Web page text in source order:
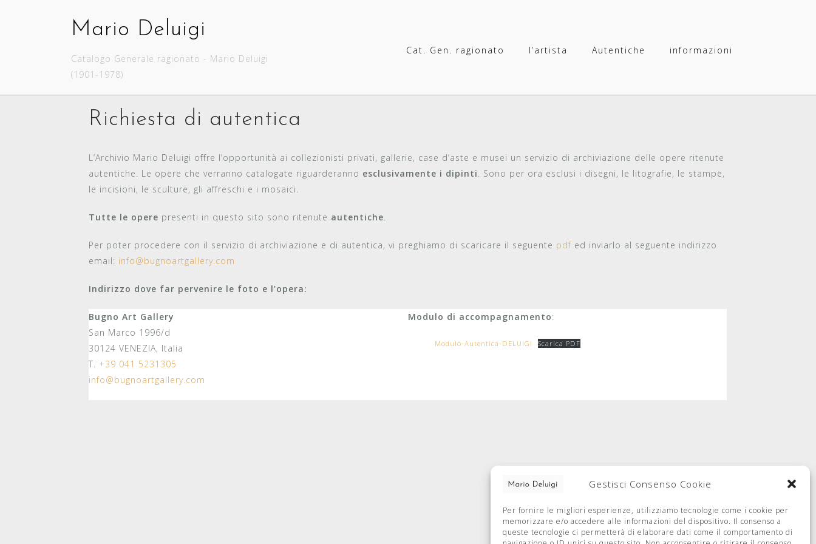
Gestisci Consenso Cookie
Per fornire le migliori esperienze, utilizziamo tecnologie come i cookie per
memorizzare e/o accedere alle informazioni del dispositivo. Il consenso a
queste tecnologie ci permetterà di elaborare dati come il comportamento di
Mario Deluigi
Catalogo Generale ragionato - Mario Deluigi
(1901-1978)
Cat. Gen. ragionato l’artista Autentiche informazioni
Richiesta di autentica
L’Archivio Mario Deluigi offre l’opportunità ai collezionisti privati, gallerie, case d’aste e musei un servizio di archiviazione delle opere ritenute
autentiche. Le opere che verranno catalogate riguarderanno esclusivamente i dipinti. Sono per ora esclusi i disegni, le litografie, le stampe,
le incisioni, le sculture, gli affreschi e i mosaici.
Tutte le opere presenti in questo sito sono ritenute autentiche.
Per poter procedere con il servizio di archiviazione e di autentica, vi preghiamo di scaricare il seguente pdf ed inviarlo al seguente indirizzo
email: info@bugnoartgallery.com
Indirizzo dove far pervenire le foto e l’opera:
Bugno Art Gallery
San Marco 1996/d
30124 VENEZIA, Italia
T. +39 041 5231305
info@bugnoartgallery.com
Modulo di accompagnamento:
Modulo-Autentica-DELUIGI Scarica PDF